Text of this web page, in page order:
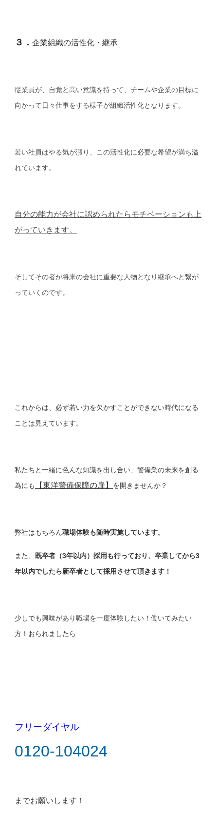
３． 企業組織の活性化・継承
従業員が、自覚と高い意識を持って、チームや企業の目標に
向かって日々仕事をする様子が組織活性化となります。
若い社員はやる気が漲り、この活性化に必要な希望が満ち溢
れています。
自分の能力が会社に認められたらモチベーションも上
がっていきます。
そしてその者が将来の会社に重要な人物となり継承へと繋が
っていくのです。
これからは、必ず若い力を欠かすことができない時代になる
ことは見えています。
私たちと一緒に色んな知識を出し合い、警備業の未来を創る
為にも
【東洋警備保障の扉】 を開きませんか？
弊社はもちろん職場体験も随時実施しています。
また、
既卒者（3年以内）採用も行っており、卒業してから3
年以内でしたら新卒者として採用させて頂きます！
少しでも興味があり職場を一度体験したい！働いてみたい
方！おられましたら
フリーダイヤル
0120-104024
までお願いします！